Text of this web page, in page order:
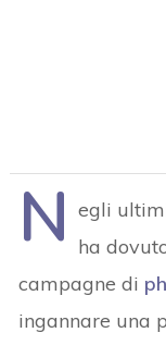
N egli
ha
campagne di
ingannare una